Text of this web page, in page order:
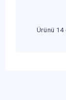
Ürünü